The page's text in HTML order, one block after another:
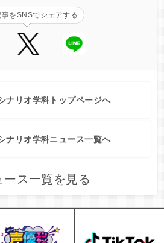
事をSNSでシェアする
ナリオ学科トップページへ
ナリオ学科ニュース一覧へ
ース一覧を見る